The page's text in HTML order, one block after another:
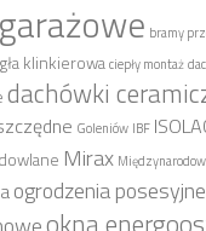
bramy
klinkierowaciepły montaż
dachówki
Goleniów IBF
Mirax
ogrodzenia posesyjne